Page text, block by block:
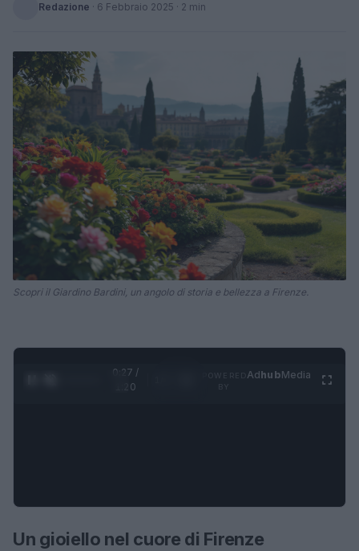
Redazione · 6 Febbraio 2025 · 2 min
Scopri il Giardino Bardini, un angolo di storia e bellezza a Firenze.
0:28 /
1:20
AdhubMedia
Un gioiello nel cuore di Firenze